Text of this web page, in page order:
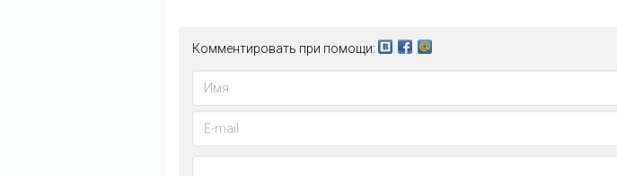
Комментировать при помощи: